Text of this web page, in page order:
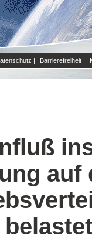
| Barrierefreiheit |
auf